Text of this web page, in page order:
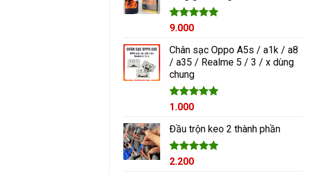
Được xếp
5 sao
9.000
Chân sạc Oppo A5s / a1k / a8
/ a35 / Realme 5 / 3 / x dùng
chung
Được xếp
5 sao
1.000
Đầu trộn keo 2 thành phần
Được xếp
2.200